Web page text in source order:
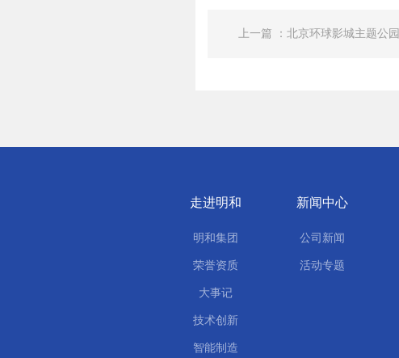
上一篇 ：北京环球影城主题公园
走进明和
明和集团
荣誉资质
大事记
技术创新
智能制造
新闻中心
公司新闻
活动专题